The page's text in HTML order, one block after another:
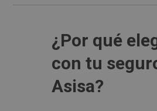
¿Por qué
con tu
Asisa?